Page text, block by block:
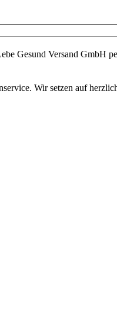
Gesund Versand GmbH
Wir setzen auf